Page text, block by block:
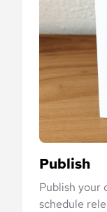
Publish
Publish your
schedule